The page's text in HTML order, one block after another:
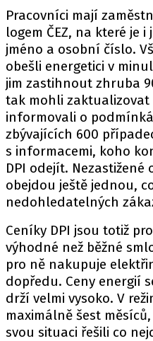
Pracovníci mají
logem ČEZ, na které je
jméno a osobní číslo.
obešli energetici v
jim zastihnout zhruba
tak mohli zaktualizovat
informovali o
zbývajících 600
s informacemi, koho
DPI odejít.
obejdou ještě jednou,
nedohledatelných
Ceníky DPI jsou totiž
výhodné než běžné
pro ně nakupuje
dopředu. Ceny energií
drží velmi vysoko. V
maximálně šest
svou situaci řešili co